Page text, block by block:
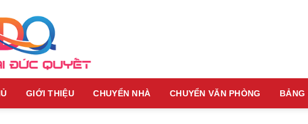
GIỚI THIỆU CHUYỂN NHÀ CHUYỂN VĂN PHÒNG BẢNG